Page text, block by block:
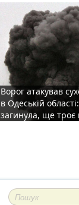
Ворог атакував
в Одеській
загинула, ще